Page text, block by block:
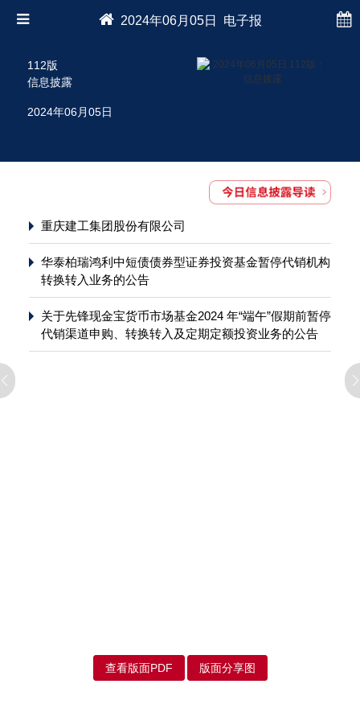
2024年06月05日 电子报
112版
信息披露
2024年06月05日
重庆建工集团股份有限公司
华泰柏瑞鸿利中短债债券型证券投资基金暂停代销机构
转换转入业务的公告
关于先锋现金宝货币市场基金2024 年“端午”假期前暂停
代销渠道申购、转换转入及定期定额投资业务的公告
查看版面PDF 版面分享图